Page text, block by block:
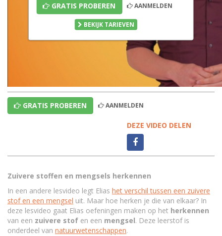
GRATIS PROBEREN AANMELDEN
BEKIJK TARIEVEN
GRATIS PROBEREN AANMELDEN
DEZE VIDEO DELEN
Zuivere stoffen en mengsels herkennen
In een andere lesvideo legt Elias het verschil tussen een zuivere
stof en een mengsel uit. Maar hoe herken je die van elkaar? In
deze lesvideo gaat Elias oefeningen maken op het herkennen
van een zuivere stof en een mengsel. Deze leerstof is
onderdeel van natuurwetenschappen.